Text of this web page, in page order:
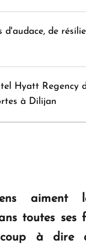
d'audace, de
Hyatt Regency
à Dilijan
aiment
toutes ses
à dire